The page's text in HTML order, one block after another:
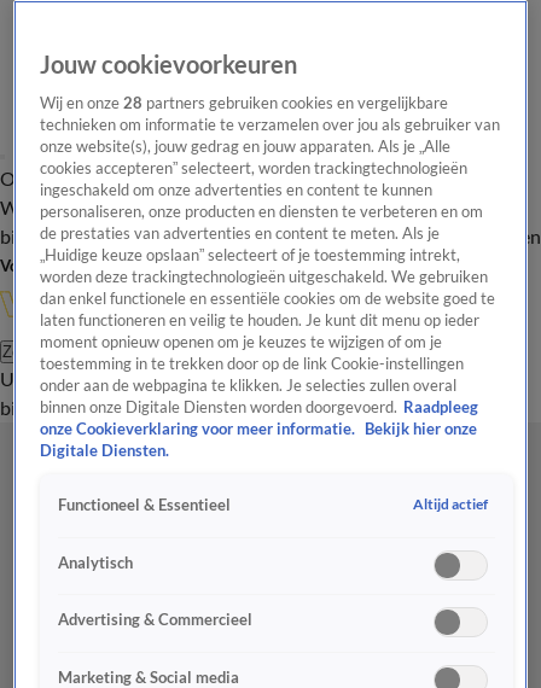
Overzicht Onze programma's Uitzendingen Onze gezichten
In de
WandelgangenInterviewsUitzending
bijwonenPodcastShopVeelgestelde vragenKijkersvraag insturen
Volg Vandaag Inside
Zoeken
UitzendingenVandaag InsideDe OranjezomerShopUitzending
bijwonen
Jouw cookievoorkeuren
Wij en onze28 partners gebruiken cookies en vergelijkbare
technieken om informatie te verzamelen over jou als gebruiker van
onze website(s), jouw gedrag en jouw apparaten. Als je „Alle
cookies accepteren” selecteert, worden trackingtechnologieën
ingeschakeld om onze advertenties en content te kunnen
personaliseren, onze producten en diensten te verbeteren en om
de prestaties van advertenties en content te meten. Als je
„Huidige keuze opslaan” selecteert of je toestemming intrekt,
worden deze trackingtechnologieën uitgeschakeld. We gebruiken
dan enkel functionele en essentiële cookies om de website goed te
laten functioneren en veilig te houden. Je kunt dit menu op ieder
moment opnieuw openen om je keuzes te wijzigen of om je
toestemming in te trekken door op de link Cookie-instellingen
onder aan de webpagina te klikken. Je selecties zullen overal
binnen onze Digitale Diensten worden doorgevoerd. Raadpleeg
onze Cookieverklaring voor meer informatie.
Bekijk hier onze
Digitale Diensten.
Functioneel & Essentieel Altijd actief
Analytisch
Advertising & Commercieel
Marketing & Social media